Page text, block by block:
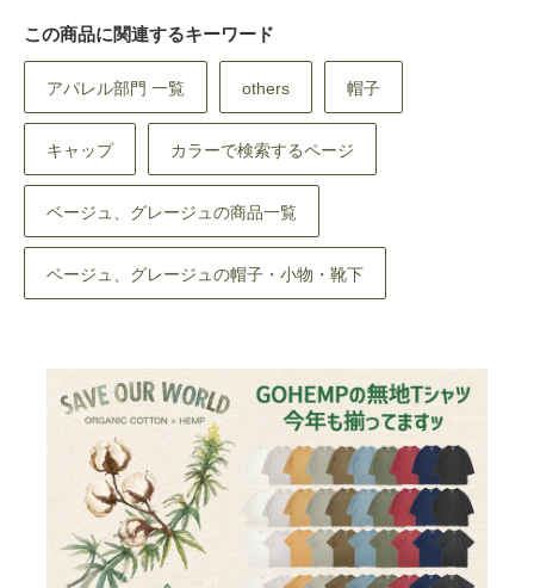
この商品に関連するキーワード
アパレル部門 一覧 others 帽子
キャップ カラーで検索するページ
ベージュ、グレージュの商品一覧
ベージュ、グレージュの帽子・小物・靴下